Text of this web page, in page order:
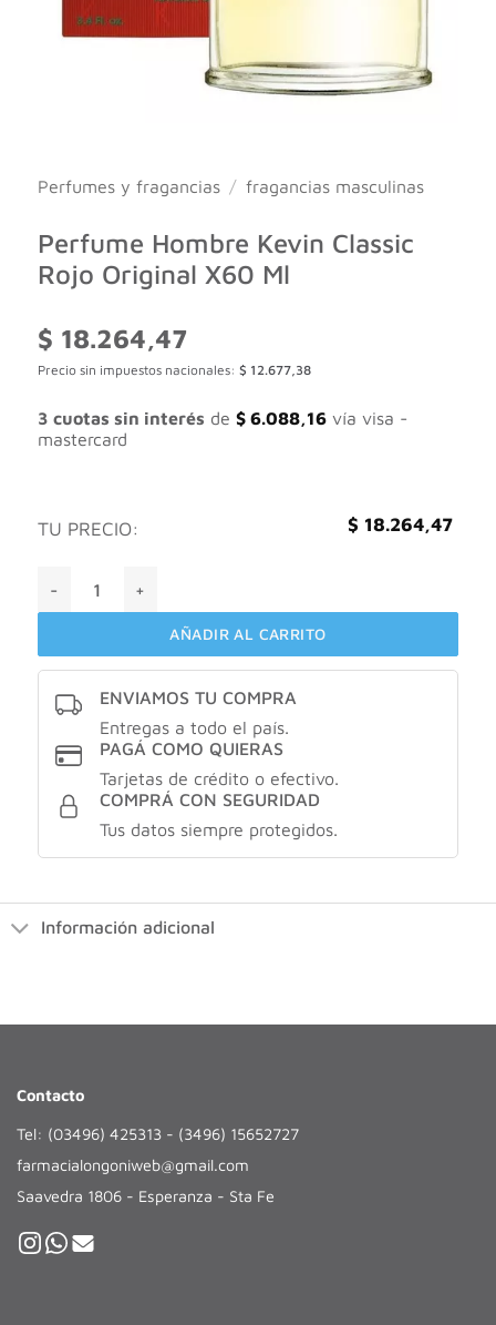
Perfumes y fragancias / fragancias masculinas
Perfume Hombre Kevin Classic
Rojo Original X60 Ml
$ 18.264,47
Precio sin impuestos nacionales: $ 12.677,38
3 cuotas sin interés de $6.088,16vía visa -
mastercard
TU PRECIO: $ 18.264,47
AÑADIR AL CARRITO
ENVIAMOS TU COMPRA
Entregas a todo el país.
PAGÁ COMO QUIERAS
Tarjetas de crédito o efectivo.
COMPRÁ CON SEGURIDAD
Tus datos siempre protegidos.
Información adicional
Contacto
Tel: (03496) 425313 - (3496) 15652727
farmacialongoniweb@gmail.com
Saavedra 1806 - Esperanza - Sta Fe